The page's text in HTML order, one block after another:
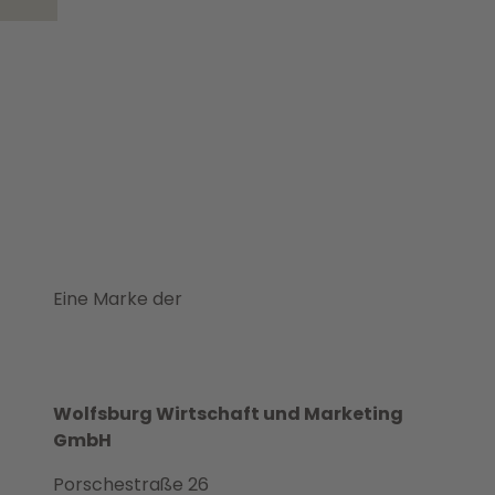
Eine Marke der
Wolfsburg Wirtschaft und Marketing
GmbH
Porschestraße 26